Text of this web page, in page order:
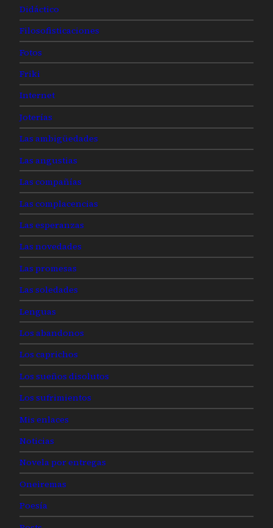
Didáctico
Filosofisticaciones
Fotos
Friki
Internet
Joterías
Las ambigüedades
Las angustias
Las compañías
Las complacencias
Las esperanzas
Las novedades
Las promesas
Las soledades
Lenguas
Los abandonos
Los caprichos
Los sueños disolutos
Los sufrimientos
Mis enlaces
Noticias
Novela por entregas
Oneiremas
Poesía